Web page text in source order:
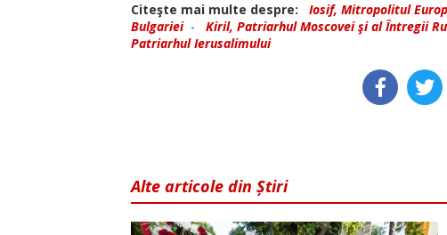
Citeşte mai multe despre: Iosif, Mitropolitul
Bulgariei- Kiril, Patriarhul Moscovei şi al Întregii
Patriarhul Ierusalimului
Alte articole din Știri